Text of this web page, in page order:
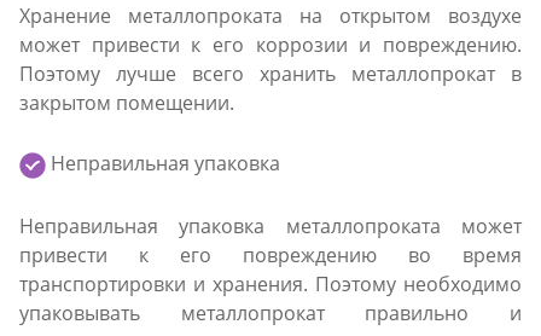
Хранение металлопроката на открытом воздухе
может привести к его коррозии и повреждению.
Поэтому лучше всего хранить металлопрокат в
закрытом помещении.
Неправильная упаковка
Неправильная упаковка металлопроката может
привести к его повреждению во время
транспортировки и хранения. Поэтому необходимо
упаковывать металлопрокат правильно и